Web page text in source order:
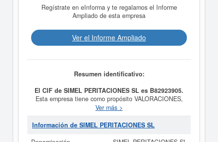
Regístrate en eInforma y te regalamos el Informe
Ampliado de esta empresa
Ver el Informe Ampliado
Resumen identificativo:
El CIF de SIMEL PERITACIONES SL es B82923905.
Esta empresa tiene como propósito VALORACIONES,
PERITACIONES Y DICTAMENES SOBRE TODO TIPO
DE BIENES MUEBLES, VEHICULOS A MOTOR DE
RIESGOS DIVERSOS E INCENDIOS. y fue creada el
de alta esta empresa es 6621 - Evaluación de riesgos y
Ver más >
Información de SIMEL PERITACIONES SL